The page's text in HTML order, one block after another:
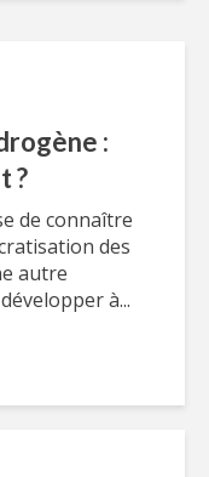
:
?
de connaître
des
autre
à...